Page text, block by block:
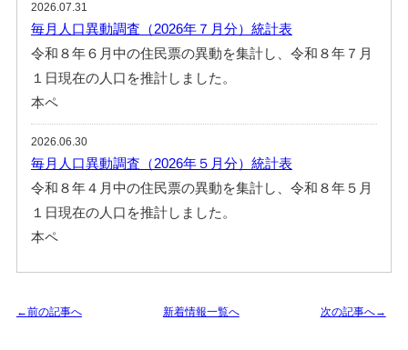
2026.07.31
毎月人口異動調査（2026年７月分）統計表
令和８年６月中の住民票の異動を集計し、令和８年７月
１日現在の人口を推計しました。
本ペ
2026.06.30
毎月人口異動調査（2026年５月分）統計表
令和８年４月中の住民票の異動を集計し、令和８年５月
１日現在の人口を推計しました。
本ペ
←前の記事へ 新着情報一覧へ 次の記事へ→